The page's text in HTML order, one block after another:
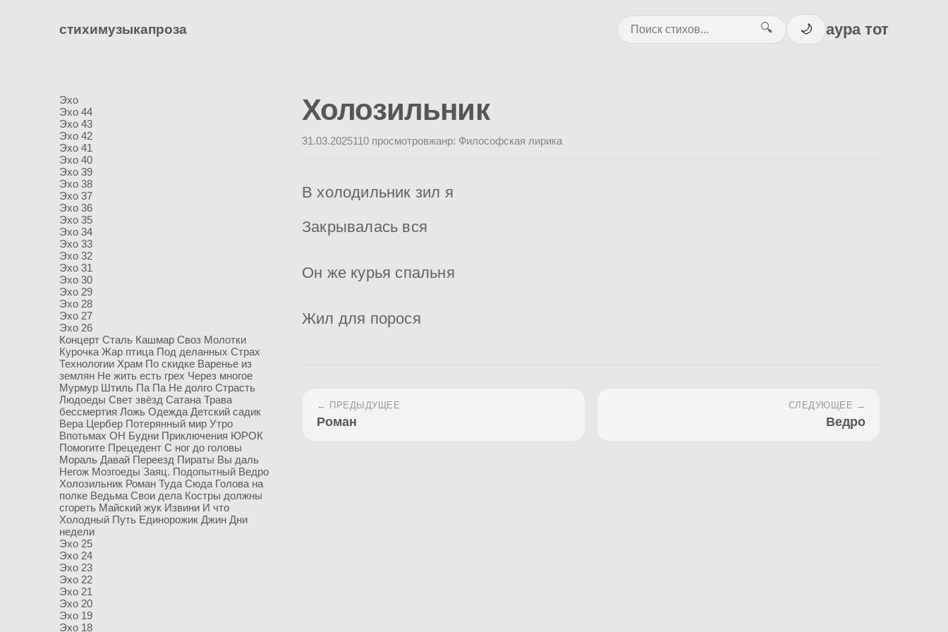
стихимузыкапроза 🔍 🌙 аура тот
Эхо
Эхо 44
Эхо 43
Эхо 42
Эхо 41
Эхо 40
Эхо 39
Эхо 38
Эхо 37
Эхо 36
Эхо 35
Эхо 34
Эхо 33
Эхо 32
Эхо 31
Эхо 30
Эхо 29
Эхо 28
Эхо 27
Эхо 26
Концерт Сталь Кашмар Своз Молотки
Курочка Жар птица Под деланных Страх
Технологии Храм По скидке Варенье из
землян Не жить есть грех Через многое
Мурмур Штиль Па Па Не долго Страсть
Людоеды Свет звёзд Сатана Трава
бессмертия Ложь Одежда Детский садик
Вера Цербер Потерянный мир Утро
Впотьмах ОН Будни Приключения ЮРОК
Помогите Прецедент С ног до головы
Мораль Давай Переезд Пираты Вы даль
Негож Мозгоеды Заяц. Подопытный Ведро
Холозильник Роман Туда Сюда Голова на
полке Ведьма Свои дела Костры должны
сгореть Майский жук Извини И что
Холодный Путь Единорожик Джин Дни
недели
Эхо 25
Эхо 24
Эхо 23
Эхо 22
Эхо 21
Эхо 20
Эхо 19
Эхо 18
Холозильник
31.03.2025110 просмотровжанр: Философская лирика
В холодильник зил я
Закрывалась вся
Он же курья спальня
Жил для порося
← ПРЕДЫДУЩЕЕ
Роман
СЛЕДУЮЩЕЕ →
Ведро